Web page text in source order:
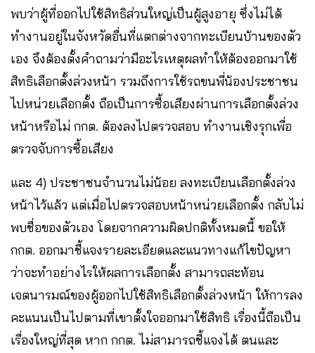
พบว่าผู้ที่ออกไปใช้สิทธิส่วนใหญ่เป็นผู้สูงอายุ ซึ่งไม่ได้
ทำงานอยู่ในจังหวัดอื่นที่แตกต่างจากทะเบียนบ้านของตัว
เอง จึงต้องตั้งคำถามว่ามีอะไรเหตุผลทำให้ต้องออกมาใช้
สิทธิเลือกตั้งล่วงหน้า รวมถึงการใช้รถขนพี่น้องประชาชน
ไปหน่วยเลือกตั้ง ถือเป็นการซื้อเสียงผ่านการเลือกตั้งล่วง
หน้าหรือไม่ กกต. ต้องลงไปตรวจสอบ ทำงานเชิงรุกเพื่อ
ตรวจจับการซื้อเสียง
และ 4) ประชาชนจำนวนไม่น้อย ลงทะเบียนเลือกตั้งล่วง
หน้าไว้แล้ว แต่เมื่อไปตรวจสอบหน้าหน่วยเลือกตั้ง กลับไม่
พบชื่อของตัวเอง โดยจากความผิดปกติทั้งหมดนี้ ขอให้
กกต. ออกมาชี้แจงรายละเอียดและแนวทางแก้ไขปัญหา
ว่าจะทำอย่างไรให้ผลการเลือกตั้ง สามารถสะท้อน
เจตนารมณ์ของผู้ออกไปใช้สิทธิเลือกตั้งล่วงหน้า ให้การลง
คะแนนเป็นไปตามที่เขาตั้งใจออกมาใช้สิทธิ เรื่องนี้ถือเป็น
เรื่องใหญ่ที่สุด หาก กกต. ไม่สามารถชี้แจงได้ ตนและ